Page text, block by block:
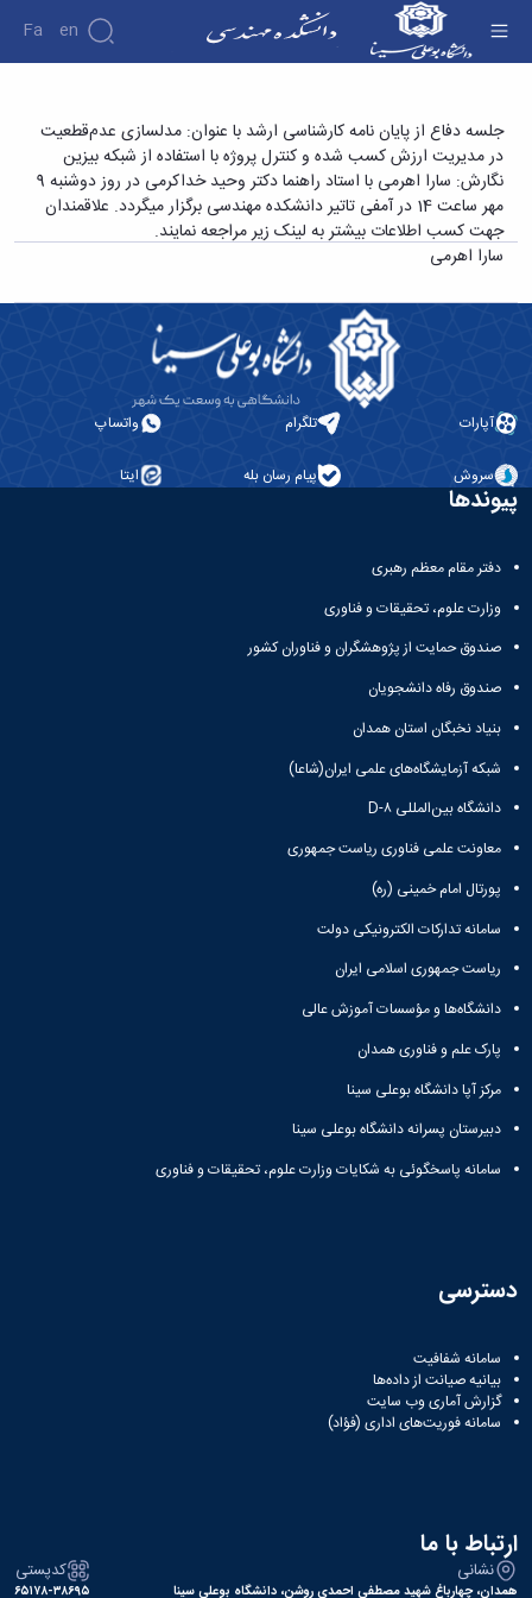
Fa En
دانشکده
درباره
دانشکده
تاریخچه
ریاست
دانشکده
آلبوم
معاونت
معاونت
پژوهشی
معاونت
تکمیلی
پژوهش
نشریات
جلسه دفاع از پایان نامه کارشناسی ارشد با عنوان:
مدلسازی عدم¬قطعیت در مدیریت ارزش کسب
شده و کنترل پروژه با استفاده از شبکه بیزین
نگارش: سارا اهرمی - دانشکده فنی و مهندسی
جلسه دفاع از پایان نامه کارشناسی ارشد با عنوان: مدلسازی عدم‌قطعیت
در مدیریت ارزش کسب شده و کنترل پروژه با استفاده از شبکه بیزین
نگارش: سارا اهرمی با استاد راهنما دکتر وحید خداکرمی در روز دوشنبه 9
مهر ساعت 14 در آمفی تاتیر دانشکده مهندسی برگزار میگردد. علاقمندان
جهت کسب اطلاعات بیشتر به لینک زیر مراجعه نمایند.
سارا اهرمی
آپارات تلگرام واتساپ
سروش پیام رسان بله ایتا
پیوندها
دفتر مقام معظم رهبری
وزارت علوم، تحقیقات و فناوری
صندوق حمایت از پژوهشگران و فناوران کشور
صندوق رفاه دانشجویان
بنیاد نخبگان استان همدان
شبکه آزمایشگاه‌های علمی ایران(شاعا)
دانشگاه بین‌المللی D-۸
معاونت علمی فناوری ریاست جمهوری
پورتال امام خمینی (ره)
سامانه تدارکات الکترونیکی دولت
ریاست جمهوری اسلامی ایران
دانشگاه‌ها و مؤسسات آموزش عالی
پارک علم و فناوری همدان
مرکز آپا دانشگاه بوعلی سینا
دبیرستان پسرانه دانشگاه بوعلی سینا
سامانه پاسخگوئی به شکایات وزارت علوم، تحقیقات و فناوری
دسترسی
سامانه شفافیت
بیانیه صیانت از داده‌ها
گزارش آماری وب‌ سایت
سامانه فوریت‌های اداری (فؤاد)
ارتباط با ما
نشانی
همدان، چهارباغ شهید مصطفی احمدی روشن، دانشگاه بوعلی سینا
کدپستی
۶۵۱۷۸-۳۸۶۹۵